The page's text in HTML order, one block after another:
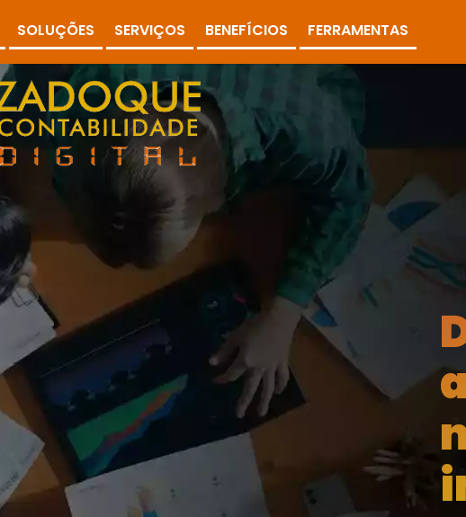
SOLUÇÕES SERVIÇOS BENEFÍCIOS FERRAMENTAS